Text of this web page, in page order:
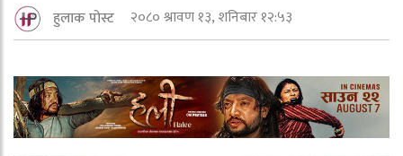
हुलाक पोस्ट २०८० श्रावण १३, शनिबार १२:५३